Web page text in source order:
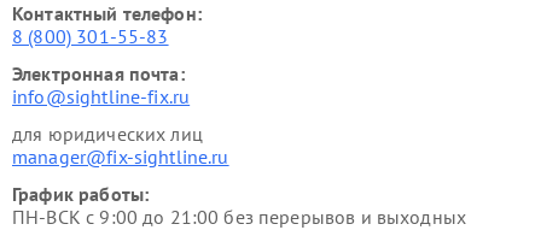
Контактный телефон:
8 (800) 301-55-83
Электронная почта:
info@sightline-fix.ru
для юридических лиц
manager@fix-sightline.ru
График работы:
ПН-ВСК с 9:00 до 21:00 без перерывов и выходных